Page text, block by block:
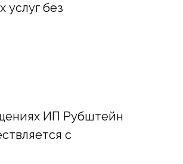
услуг без
ИП Рубштейн
с